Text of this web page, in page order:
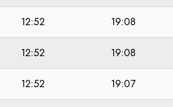
12:52 19:08
12:52 19:08
12:52 19:07